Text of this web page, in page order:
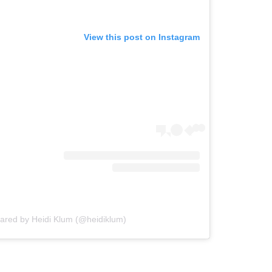
View this post on Instagram
by Heidi Klum (@heidiklum)